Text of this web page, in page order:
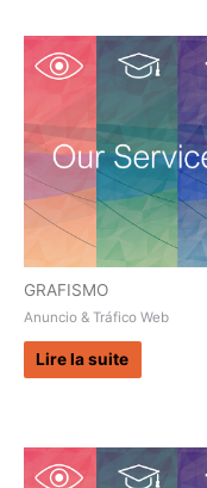
GRAFISMO
Anuncio & Tráfico Web
Lire la suite